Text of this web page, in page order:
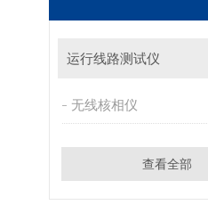
运行线路测试仪
无线核相仪
查看全部